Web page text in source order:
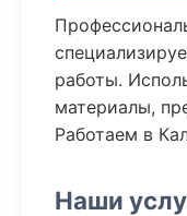
работы.
материалы,
Работаем в
Наши